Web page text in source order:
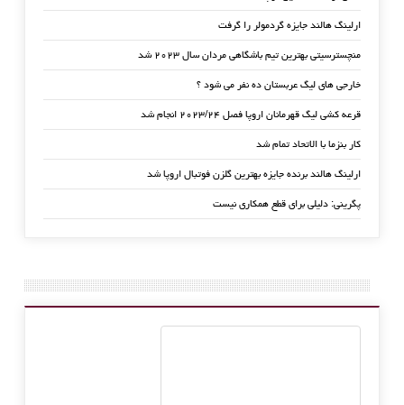
ارلینگ هالند جایزه گردمولر را گرفت
منچسترسیتی بهترین تیم باشگاهی مردان سال ۲۰۲۳ شد
خارجی های لیگ عربستان ده نفر می شود ؟
قرعه کشی لیگ قهرمانان اروپا فصل ۲۰۲۳/۲۴ انجام شد
کار بنزما با الاتحاد تمام شد
ارلینگ هالند برنده جایزه بهترین گلزن فوتبال اروپا شد
پگرینی: دلیلی برای قطع همکاری نیست